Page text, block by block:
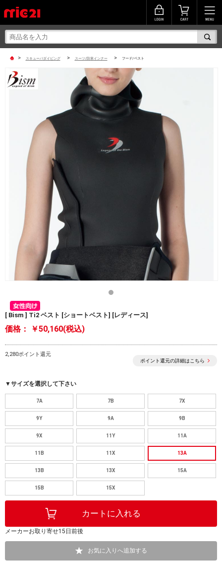
> スキューバダイビング > スーツ/防寒インナー > フード/ベスト
[ Bism ] Ti2 ベスト [ショートベスト] [レディース]
価格： ￥50,160(税込)
2,280ポイント還元
ポイント還元の詳細はこちら
▼サイズを選択して下さい
7A 7B 7X
9Y 9A 9B
9X 11Y 11A
11B 11X 13A
13B 13X 15A
15B 15X
メーカーお取り寄せ15日前後
お気に入りへ追加する